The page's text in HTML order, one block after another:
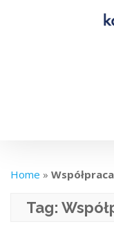
Home »
Tag: